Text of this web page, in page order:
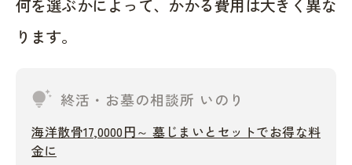
何を選ぶかによって、かかる費用は大きく異な
ります。
tips_and_updates 終活・お墓の相談所 いのり
海洋散骨17,0000円～ 墓じまいとセットでお得な料
金に